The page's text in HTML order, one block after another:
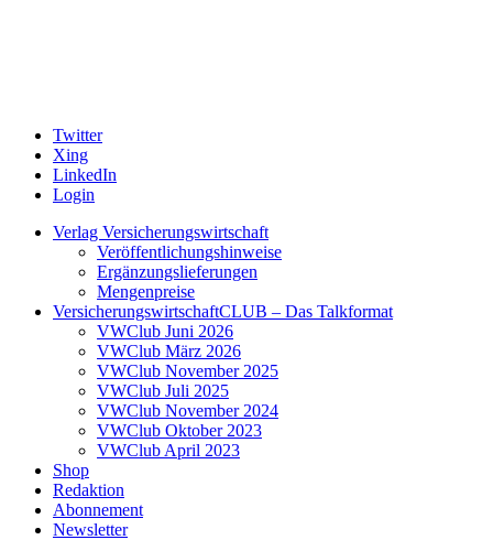
Twitter
Xing
LinkedIn
Login
Verlag Versicherungswirtschaft
Veröffentlichungshinweise
Ergänzungslieferungen
Mengenpreise
VersicherungswirtschaftCLUB – Das Talkformat
VWClub Juni 2026
VWClub März 2026
VWClub November 2025
VWClub Juli 2025
VWClub November 2024
VWClub Oktober 2023
VWClub April 2023
Shop
Redaktion
Abonnement
Newsletter